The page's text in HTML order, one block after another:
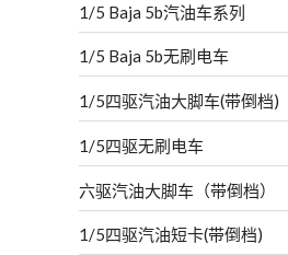
1/5 Baja 5b汽油车系列
1/5 Baja 5b无刷电车
1/5四驱汽油大脚车(带倒档)
1/5四驱无刷电车
六驱汽油大脚车（带倒档）
1/5四驱汽油短卡(带倒档)